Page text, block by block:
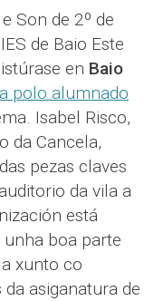
Son de 2º de
de Baio Este
en Baio
polo alumnado
Isabel Risco,
da Cancela,
pezas claves
da vila a
está
boa parte
xunto co
asiganatura de